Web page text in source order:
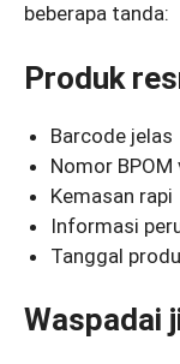
beberapa tanda:
Produk
Barcode jelas
Nomor BPOM
Kemasan rapi
Informasi
Tanggal
Waspadai